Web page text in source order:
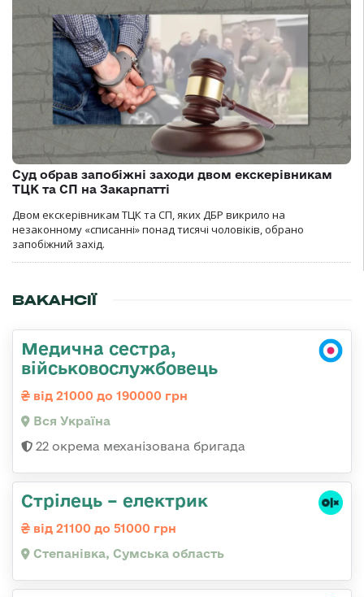
Суд обрав запобіжні заходи двом екскерівникам
ТЦК та СП на Закарпатті
Двом екскерівникам ТЦК та СП, яких ДБР викрило на
незаконному «списанні» понад тисячі чоловіків, обрано
запобіжний захід.
ВАКАНСІЇ
Медична сестра,
військовослужбовець
від 21000 до 190000 грн
Вся Україна
22 окрема механізована бригада
Стрілець – електрик
від 21100 до 51000 грн
Степанівка, Сумська область